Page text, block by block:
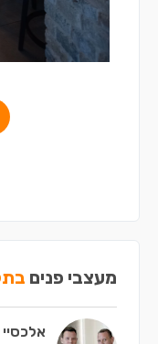
מעצבי פנים
אלכסיי